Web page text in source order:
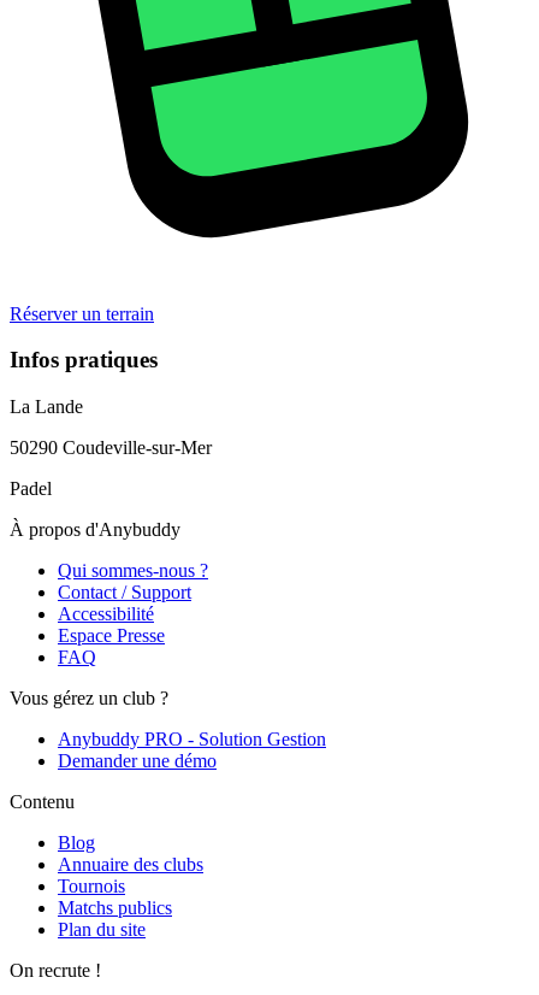
Réserver un terrain
Infos pratiques
La Lande
50290 Coudeville-sur-Mer
Padel
À propos d'Anybuddy
Qui sommes-nous ?
Contact / Support
Accessibilité
Espace Presse
FAQ
Vous gérez un club ?
Anybuddy PRO - Solution Gestion
Demander une démo
Contenu
Blog
Annuaire des clubs
Tournois
Matchs publics
Plan du site
On recrute !